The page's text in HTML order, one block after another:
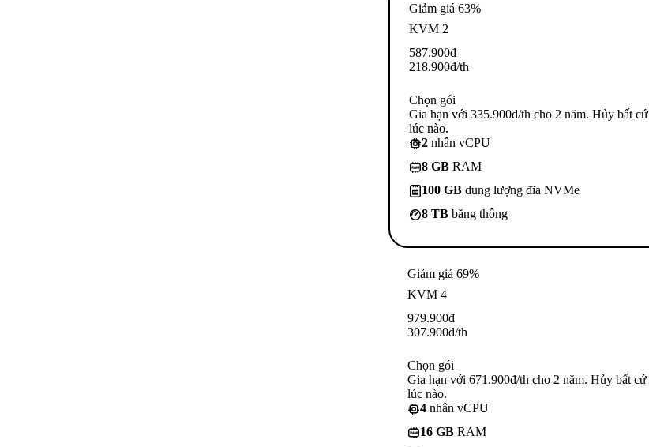
Giảm giá 63%
KVM 2
587.900đ
218.900đ/th
Chọn gói
Gia hạn với 335.900đ/th cho 2 năm. Hủy bất cứ
lúc nào.
2 nhân vCPU
8 GB RAM
100 GB dung lượng đĩa NVMe
8 TB băng thông
Giảm giá 69%
KVM 4
979.900đ
307.900đ/th
Chọn gói
Gia hạn với 671.900đ/th cho 2 năm. Hủy bất cứ
lúc nào.
4 nhân vCPU
16 GB RAM